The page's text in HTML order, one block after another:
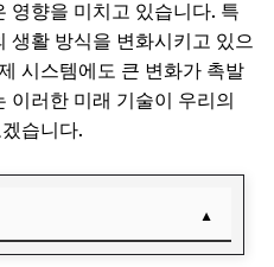
영향을 미치고 있습니다. 특
생활 방식을 변화시키고 있으
시스템에도 큰 변화가 촉발
이러한 미래 기술이 우리의
습니다.